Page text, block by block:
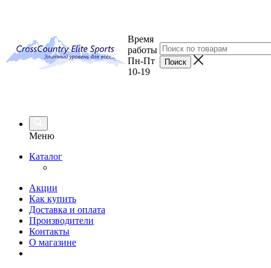
Время
работы
Пн-Пт
10-19
Меню
Каталог
Акции
Как купить
Доставка и оплата
Производители
Контакты
О магазине